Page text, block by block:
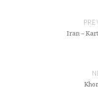
Iran –